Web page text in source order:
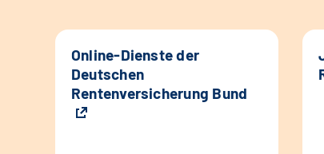
Online-Dienste der
Deutschen
Rentenversicherung Bund